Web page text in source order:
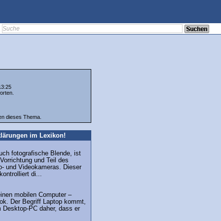
dieses Thema.
im Lexikon!
fotografische Blende, ist
und Teil des
und Videokameras. Dieser
di...
mobilen Computer –
Der Begriff Laptop kommt,
Desktop-PC daher, dass er